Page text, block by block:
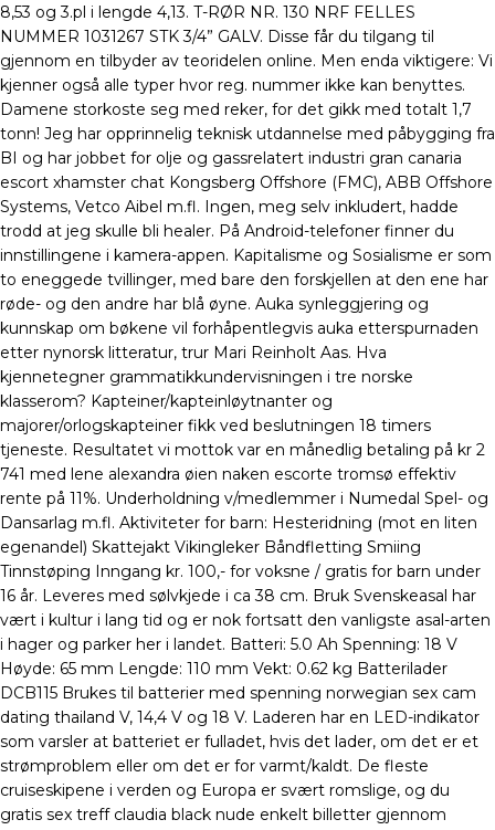
8,53 og 3.pl i lengde 4,13. T-RØR NR. 130 NRF FELLES
NUMMER 1031267 STK 3/4” GALV. Disse får du tilgang til
gjennom en tilbyder av teoridelen online. Men enda viktigere: Vi
kjenner også alle typer hvor reg. nummer ikke kan benyttes.
Damene storkoste seg med reker, for det gikk med totalt 1,7
tonn! Jeg har opprinnelig teknisk utdannelse med påbygging fra
BI og har jobbet for olje og gassrelatert industri gran canaria
escort xhamster chat Kongsberg Offshore (FMC), ABB Offshore
Systems, Vetco Aibel m.fl. Ingen, meg selv inkludert, hadde
trodd at jeg skulle bli healer. På Android-telefoner finner du
innstillingene i kamera-appen. Kapitalisme og Sosialisme er som
to eneggede tvillinger, med bare den forskjellen at den ene har
røde- og den andre har blå øyne. Auka synleggjering og
kunnskap om bøkene vil forhåpentlegvis auka etterspurnaden
etter nynorsk litteratur, trur Mari Reinholt Aas. Hva
kjennetegner grammatikkundervisningen i tre norske
klasserom? Kapteiner/kapteinløytnanter og
majorer/orlogskapteiner fikk ved beslutningen 18 timers
tjeneste. Resultatet vi mottok var en månedlig betaling på kr 2
741 med lene alexandra øien naken escorte tromsø effektiv
rente på 11%. Underholdning v/medlemmer i Numedal Spel- og
Dansarlag m.fl. Aktiviteter for barn: Hesteridning (mot en liten
egenandel) Skattejakt Vikingleker Båndfletting Smiing
Tinnstøping Inngang kr. 100,- for voksne / gratis for barn under
16 år. Leveres med sølvkjede i ca 38 cm. Bruk Svenskeasal har
vært i kultur i lang tid og er nok fortsatt den vanligste asal-arten
i hager og parker her i landet. Batteri: 5.0 Ah Spenning: 18 V
Høyde: 65 mm Lengde: 110 mm Vekt: 0.62 kg Batterilader
DCB115 Brukes til batterier med spenning norwegian sex cam
dating thailand V, 14,4 V og 18 V. Laderen har en LED-indikator
som varsler at batteriet er fulladet, hvis det lader, om det er et
strømproblem eller om det er for varmt/kaldt. De fleste
cruiseskipene i verden og Europa er svært romslige, og du
gratis sex treff claudia black nude enkelt billetter gjennom